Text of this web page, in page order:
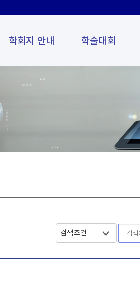
학회지 안내 학술대회